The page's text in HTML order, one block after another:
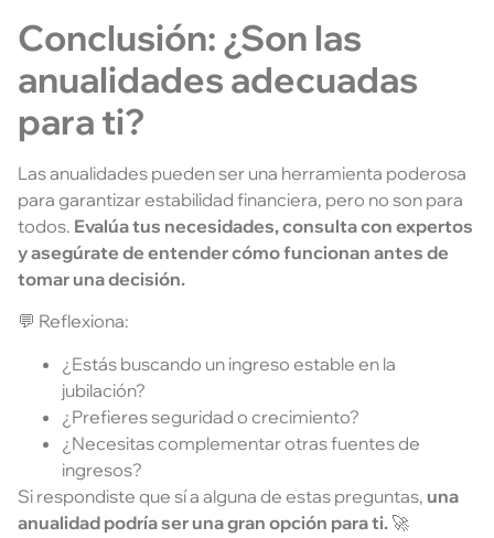
Conclusión: ¿Son las
anualidades adecuadas
para ti?
Las anualidades pueden ser una herramienta poderosa
para garantizar estabilidad financiera, pero no son para
todos. Evalúa tus necesidades, consulta con expertos
y asegúrate de entender cómo funcionan antes de
tomar una decisión.
💬 Reflexiona:
¿Estás buscando un ingreso estable en la
jubilación?
¿Prefieres seguridad o crecimiento?
¿Necesitas complementar otras fuentes de
ingresos?
Si respondiste que sí a alguna de estas preguntas, una
anualidad podría ser una gran opción para ti. 🚀